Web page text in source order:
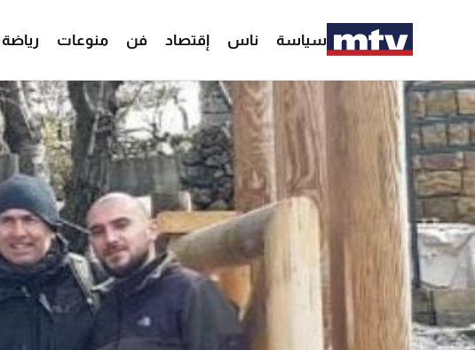
سياسة ناس إقتصاد فن منوعات رياضة